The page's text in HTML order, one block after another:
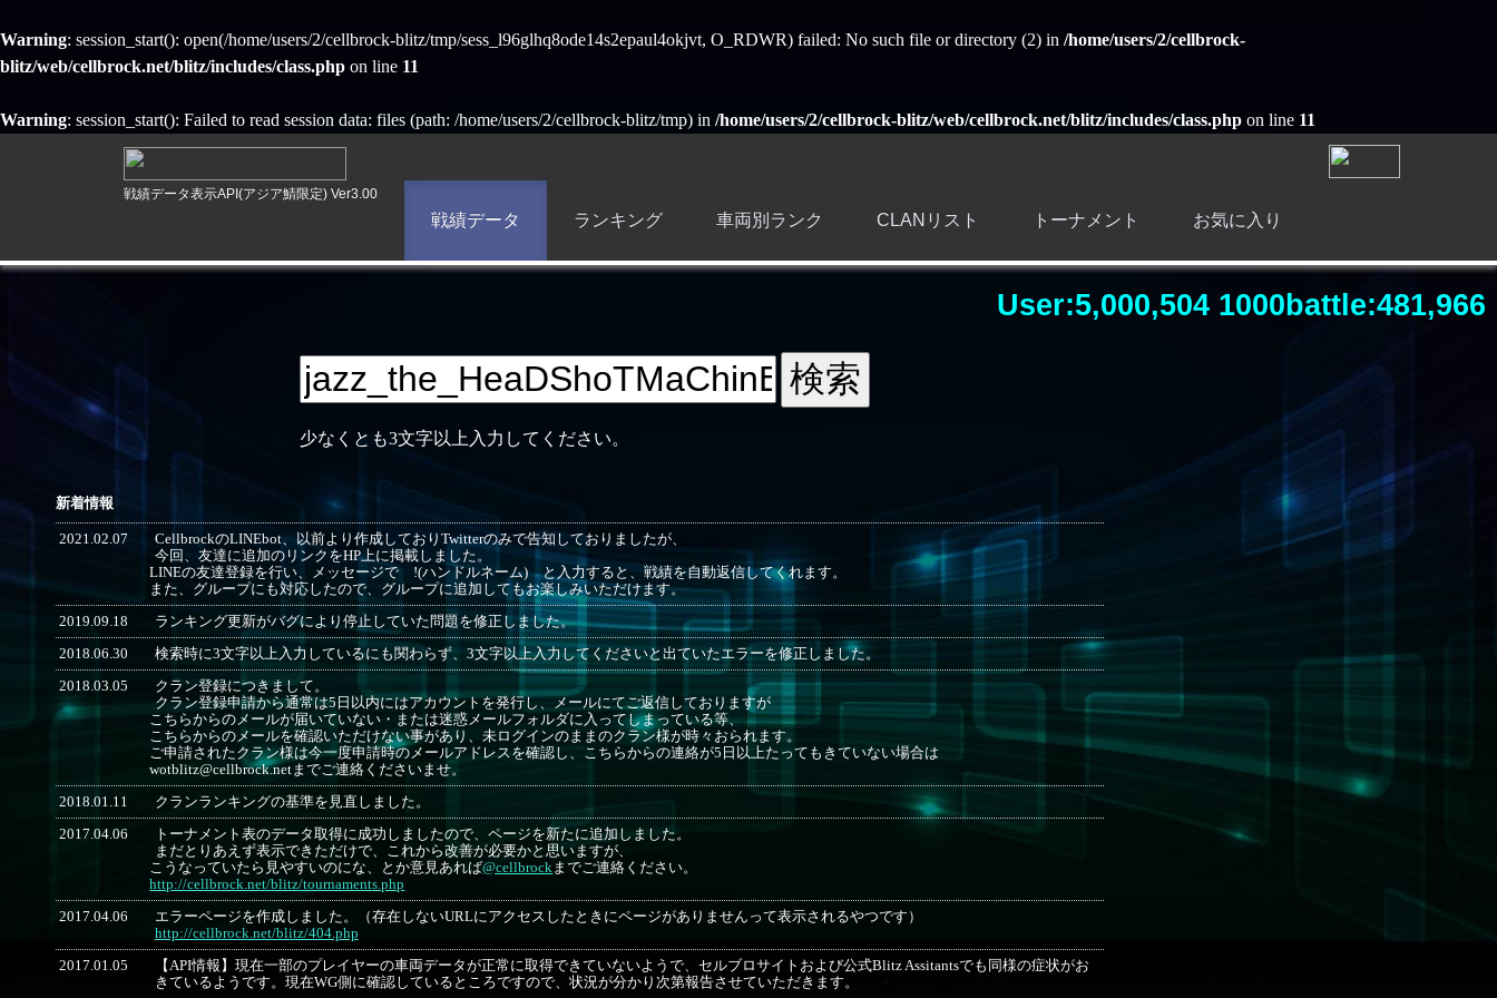
Warning: session_start(): open(/home/users/2/cellbrock-blitz/tmp/sess_l96glhq8ode14s2epaul4okjvt, O_RDWR) failed: No such file or directory (2) in /home/users/2/cellbrock-
blitz/web/cellbrock.net/blitz/includes/class.php on line 11
Warning: session_start(): Failed to read session data: files (path: /home/users/2/cellbrock-blitz/tmp) in /home/users/2/cellbrock-blitz/web/cellbrock.net/blitz/includes/class.php on line 11
戦績データ表示API(アジア鯖限定) Ver3.00
戦績データ ランキング 車両別ランク CLANリスト トーナメント お気に入り
User:5,000,504 1000battle:481,966
少なくとも3文字以上入力してください。
新着情報
2021.02.07
CellbrockのLINEbot、以前より作成しておりTwitterのみで告知しておりましたが、
今回、友達に追加のリンクをHP上に掲載しました。
LINEの友達登録を行い、メッセージで !(ハンドルネーム) と入力すると、戦績を自動返信してくれます。
また、グループにも対応したので、グループに追加してもお楽しみいただけます。
2019.09.18 ランキング更新がバグにより停止していた問題を修正しました。
2018.06.30 検索時に3文字以上入力しているにも関わらず、3文字以上入力してくださいと出ていたエラーを修正しました。
2018.03.05
クラン登録につきまして。
クラン登録申請から通常は5日以内にはアカウントを発行し、メールにてご返信しておりますが
こちらからのメールが届いていない・または迷惑メールフォルダに入ってしまっている等、
こちらからのメールを確認いただけない事があり、未ログインのままのクラン様が時々おられます。
ご申請されたクラン様は今一度申請時のメールアドレスを確認し、こちらからの連絡が5日以上たってもきていない場合は
wotblitz@cellbrock.netまでご連絡くださいませ。
2018.01.11 クランランキングの基準を見直しました。
2017.04.06
トーナメント表のデータ取得に成功しましたので、ページを新たに追加しました。
まだとりあえず表示できただけで、これから改善が必要かと思いますが、
こうなっていたら見やすいのにな、とか意見あれば@cellbrockまでご連絡ください。
http://cellbrock.net/blitz/tournaments.php
2017.04.06
エラーページを作成しました。（存在しないURLにアクセスしたときにページがありませんって表示されるやつです）
http://cellbrock.net/blitz/404.php
2017.01.05
【API情報】現在一部のプレイヤーの車両データが正常に取得できていないようで、セルブロサイトおよび公式Blitz Assitantsでも同様の症状がお
きているようです。現在WG側に確認しているところですので、状況が分かり次第報告させていただきます。